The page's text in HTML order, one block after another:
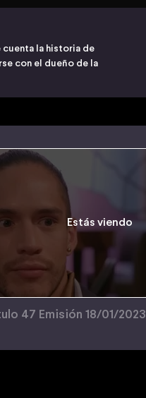
cuenta la historia de
con el dueño de la
Estás viendo
47 Emisión 18/01/2023